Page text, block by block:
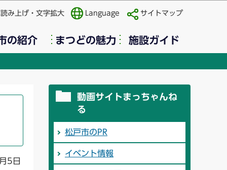
み上げ・文字拡大 Language サイトマップ
の紹介 まつどの魅力 施設ガイド
5日
動画サイトまっちゃんね
る
松戸市のPR
イベント情報